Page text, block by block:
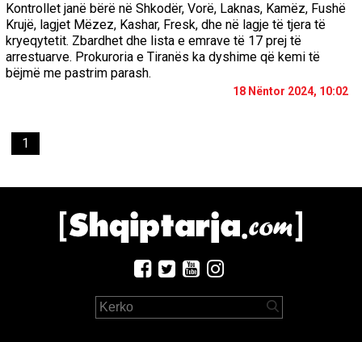
Kontrollet janë bërë në Shkodër, Vorë, Laknas, Kamëz, Fushë
Krujë, lagjet Mëzez, Kashar, Fresk, dhe në lagje të tjera të
kryeqytetit. Zbardhet dhe lista e emrave të 17 prej të
arrestuarve. Prokuroria e Tiranës ka dyshime që kemi të
bëjmë me pastrim parash.
18 Nëntor 2024, 10:02
1